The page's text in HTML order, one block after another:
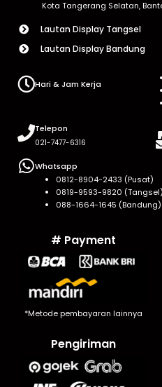
Kota Tangerang Selatan,
Lautan Display Tangsel
Lautan Display Bandung
Hari & Jam Kerja
Telepon
021-7477-6316
Whatsapp
0812-8904-2433 (Pusat)
0819-9593-9820 (Tangsel)
088-1664-1645 (Bandung)
# Payment
*Metode pembayaran lainnya
Pengiriman